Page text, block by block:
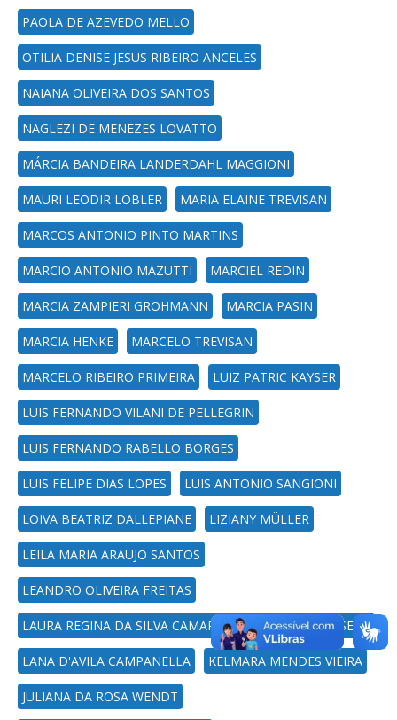
PAOLA DE AZEVEDO MELLO
OTILIA DENISE JESUS RIBEIRO ANCELES
NAIANA OLIVEIRA DOS SANTOS
NAGLEZI DE MENEZES LOVATTO
MÁRCIA BANDEIRA LANDERDAHL MAGGIONI
MAURI LEODIR LOBLER MARIA ELAINE TREVISAN
MARCOS ANTONIO PINTO MARTINS
MARCIO ANTONIO MAZUTTI MARCIEL REDIN
MARCIA ZAMPIERI GROHMANN MARCIA PASIN
MARCIA HENKE MARCELO TREVISAN
MARCELO RIBEIRO PRIMEIRA LUIZ PATRIC KAYSER
LUIS FERNANDO VILANI DE PELLEGRIN
LUIS FERNANDO RABELLO BORGES
LUIS FELIPE DIAS LOPES LUIS ANTONIO SANGIONI
LOIVA BEATRIZ DALLEPIANE LIZIANY MÜLLER
LEILA MARIA ARAUJO SANTOS
LEANDRO OLIVEIRA FREITAS
LAURA REGINA DA SILVA CAMARA MAURICIO DA FONSECA
LANA D'AVILA CAMPANELLA KELMARA MENDES VIEIRA
JULIANA DA ROSA WENDT